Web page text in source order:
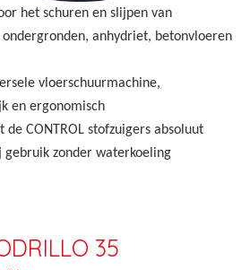
het schuren en slijpen van
anhydriet, betonvloeren
vloerschuurmachine,
en ergonomisch
de CONTROL stofzuigers absoluut
zonder waterkoeling
35